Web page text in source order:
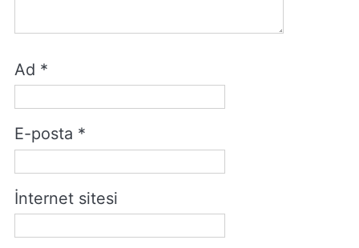
Ad *
E-posta *
İnternet sitesi